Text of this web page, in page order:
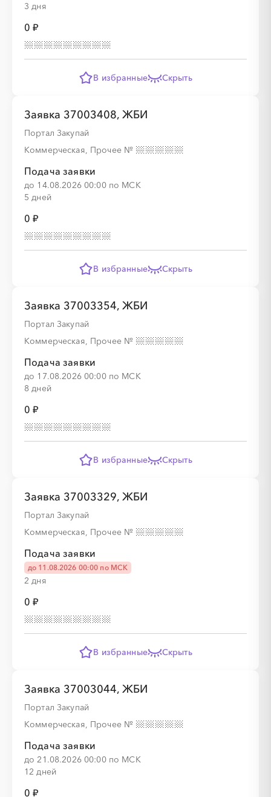
3 дня
0 ₽
В избранные Скрыть
Заявка 37003408, ЖБИ
Портал Закупай
Коммерческая, Прочее №
Подача заявки
до 14.08.2026 00:00 по МСК
5 дней
0 ₽
В избранные Скрыть
Заявка 37003354, ЖБИ
Портал Закупай
Коммерческая, Прочее №
Подача заявки
до 17.08.2026 00:00 по МСК
8 дней
0 ₽
В избранные Скрыть
Заявка 37003329, ЖБИ
Портал Закупай
Коммерческая, Прочее №
Подача заявки
до 11.08.2026 00:00 по МСК
2 дня
0 ₽
В избранные Скрыть
Заявка 37003044, ЖБИ
Портал Закупай
Коммерческая, Прочее №
Подача заявки
до 21.08.2026 00:00 по МСК
12 дней
0 ₽